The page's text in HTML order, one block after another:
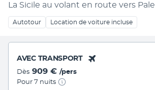
La Sicile au volant en route vers
Autotour Location de voiture incluse
AVEC TRANSPORT
Dès 909 € /pers
Pour 7 nuits